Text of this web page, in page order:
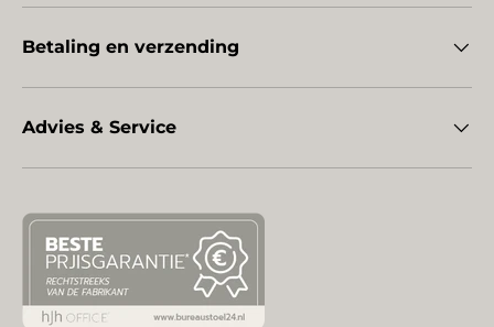
Betaling en verzending
Advies & Service